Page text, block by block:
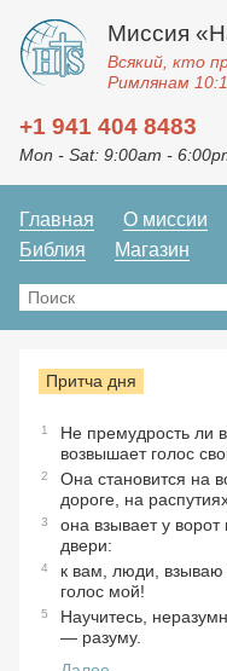
Миссия
Всякий, кто
Римлянам
+1 941 404 8483
Mon - Sat: 9:00am -
Главная О миссии
Библия
Магазин
Притча дня
1
Не премудрость ли
возвышает голос
2
Она становится на
дороге, на
3
она взывает у
двери:
4
к вам, люди, взываю
голос мой!
5
Научитесь,
— разуму.